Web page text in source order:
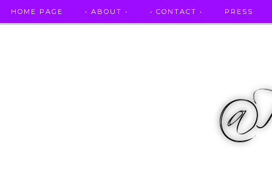
HOME PAGE • ABOUT • • CONTACT • PRESS